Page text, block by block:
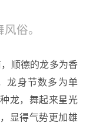
俗。
顺德的龙多为香
龙身节数多为单
龙，舞起来星光
显得气势更加雄